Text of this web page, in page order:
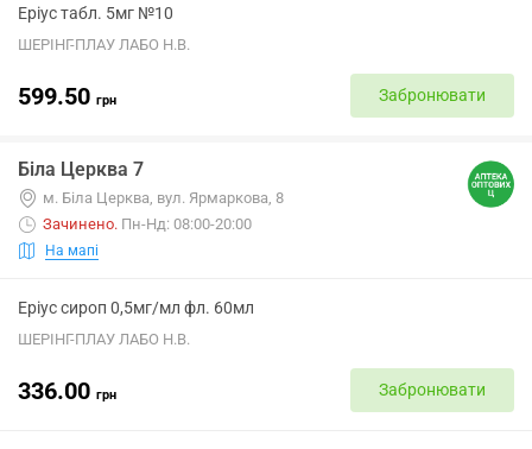
Еріус табл. 5мг №10
ШЕРІНГ-ПЛАУ ЛАБО Н.В.
599.50 грн Забронювати
Біла Церква 7
м. Біла Церква, вул. Ярмаркова, 8
Зачинено. Пн-Нд: 08:00-20:00
На мапі
Еріус сироп 0,5мг/мл фл. 60мл
ШЕРІНГ-ПЛАУ ЛАБО Н.В.
336.00 грн Забронювати